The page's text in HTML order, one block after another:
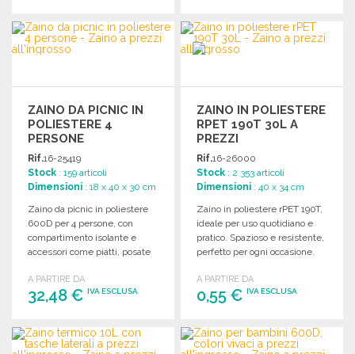
ORDINARE
Richiedi un preventivo
ORDINARE
Richiedi un preventivo
ZAINO DA PICNIC IN
POLIESTERE 4
PERSONE
Rif.16-25419
Stock : 159 articoli
Dimensioni : 18 x 40 x 30 cm
Zaino da picnic in poliestere
600D per 4 persone, con
compartimento isolante e
accessori come piatti, posate
A PARTIRE DA
32,48 € IVA ESCLUSA
ORDINARE
ZAINO IN POLIESTERE
RPET 190T 30L A
PREZZI
ALL'INGROSSO
Rif.16-26000
Stock : 2 353 articoli
Dimensioni : 40 x 34 cm
Zaino in poliestere rPET 190T,
ideale per uso quotidiano e
pratico. Spazioso e resistente,
perfetto per ogni occasione.
A PARTIRE DA
0,55 €IVA ESCLUSA
ORDINARE